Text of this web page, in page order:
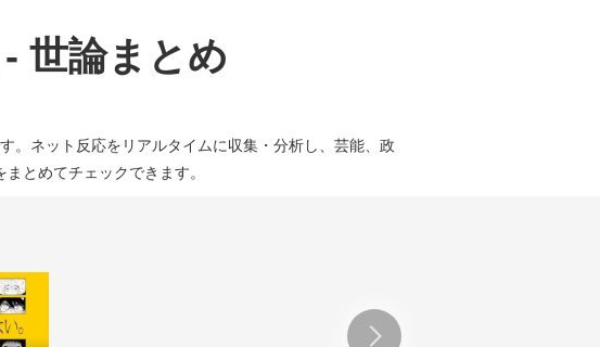
世論まとめ
。ネット反応をリアルタイムに収集・分析し、芸能、政
とめてチェックできます。